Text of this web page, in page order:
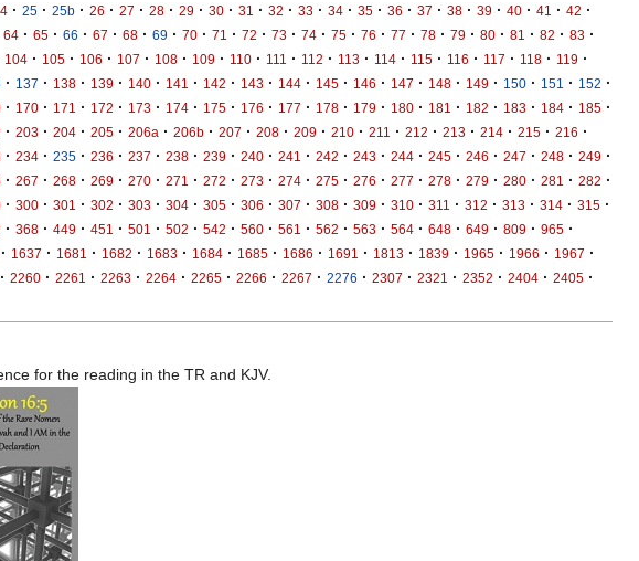
· 25 · 25b · 26 · 27 · 28 · 29 · 30 · 31 · 32 · 33 · 34 · 35 · 36 · 37 · 38 · 39 · 40 · 41 · 42 ·
64 · 65 · 66 · 67 · 68 · 69 · 70 · 71 · 72 · 73 · 74 · 75 · 76 · 77 · 78 · 79 · 80 · 81 · 82 · 83 ·
104 · 105 · 106 · 107 · 108 · 109 · 110 · 111 · 112 · 113 · 114 · 115 · 116 · 117 · 118 · 119 ·
· 137 · 138 · 139 · 140 · 141 · 142 · 143 · 144 · 145 · 146 · 147 · 148 · 149 · 150 · 151 · 152 ·
· 170 · 171 · 172 · 173 · 174 · 175 · 176 · 177 · 178 · 179 · 180 · 181 · 182 · 183 · 184 · 185 ·
· 203 · 204 · 205 · 206a · 206b · 207 · 208 · 209 · 210 · 211 · 212 · 213 · 214 · 215 · 216 ·
· 234 · 235 · 236 · 237 · 238 · 239 · 240 · 241 · 242 · 243 · 244 · 245 · 246 · 247 · 248 · 249 ·
· 267 · 268 · 269 · 270 · 271 · 272 · 273 · 274 · 275 · 276 · 277 · 278 · 279 · 280 · 281 · 282 ·
· 300 · 301 · 302 · 303 · 304 · 305 · 306 · 307 · 308 · 309 · 310 · 311 · 312 · 313 · 314 · 315 ·
· 368 · 449 · 451 · 501 · 502 · 542 · 560 · 561 · 562 · 563 · 564 · 648 · 649 · 809 · 965 ·
· 1637 · 1681 · 1682 · 1683 · 1684 · 1685 · 1686 · 1691 · 1813 · 1839 · 1965 · 1966 · 1967 ·
· 2260 · 2261 · 2263 · 2264 · 2265 · 2266 · 2267 · 2276 · 2307 · 2321 · 2352 · 2404 · 2405 ·
for the reading in the TR and KJV.